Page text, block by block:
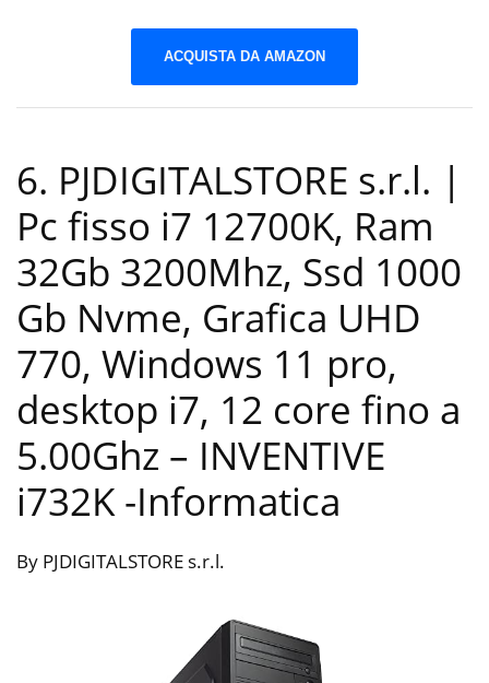
ACQUISTA DA AMAZON
6. PJDIGITALSTORE s.r.l. |
Pc fisso i7 12700K, Ram
32Gb 3200Mhz, Ssd 1000
Gb Nvme, Grafica UHD
770, Windows 11 pro,
desktop i7, 12 core fino a
5.00Ghz – INVENTIVE
i732K-Informatica
By PJDIGITALSTORE s.r.l.